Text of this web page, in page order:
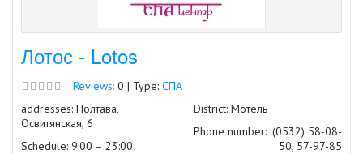
Лотос - Lotos
Reviews: 0 | Type: СПА
addresses: Полтава,
Освитянская, 6
Schedule: 9:00 – 23:00
District: Мотель
Phone number: (0532) 58-08-
50, 57-97-85